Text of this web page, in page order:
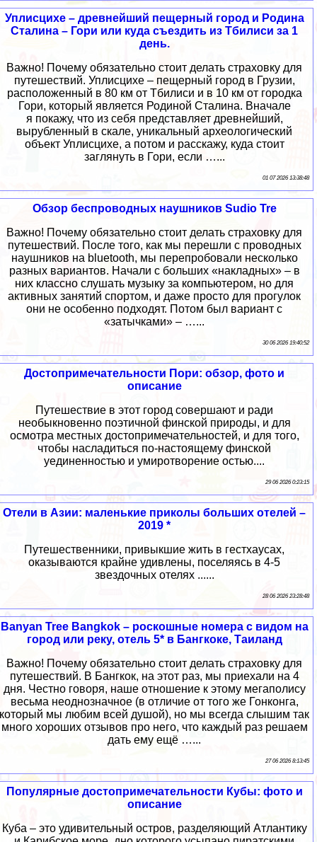
Уплисцихе – древнейший пещерный город и Родина
Сталина – Гори или куда съездить из Тбилиси за 1
день.
Важно! Почему обязательно стоит делать страховку для
путешествий. Уплисцихе – пещерный город в Грузии,
расположенный в 80 км от Тбилиси и в 10 км от городка
Гори, который является Родиной Сталина. Вначале
я покажу, что из себя представляет древнейший,
вырубленный в скале, уникальный археологический
объект Уплисцихе, а потом и расскажу, куда стоит
заглянуть в Гори, если …...
01 07 2026 13:38:48
Обзор беспроводных наушников Sudio Tre
Важно! Почему обязательно стоит делать страховку для
путешествий. После того, как мы перешли с проводных
наушников на bluetooth, мы перепробовали несколько
разных вариантов. Начали с больших «накладных» – в
них классно слушать музыку за компьютером, но для
активных занятий спортом, и даже просто для прогулок
они не особенно подходят. Потом был вариант с
«затычками» – …...
30 06 2026 19:40:52
Достопримечательности Пори: обзор, фото и
описание
Путешествие в этот город совершают и ради
необыкновенно поэтичной финской природы, и для
осмотра местных достопримечательностей, и для того,
чтобы насладиться по-настоящему финской
уединенностью и умиротворение остью....
29 06 2026 0:23:15
Отели в Азии: маленькие приколы больших отелей –
2019 *
Путешественники, привыкшие жить в гестхаусах,
оказываются крайне удивлены, поселяясь в 4-5
звездочных отелях ......
28 06 2026 23:28:48
Banyan Tree Bangkok – роскошные номера с видом на
город или реку, отель 5* в Бангкоке, Таиланд
Важно! Почему обязательно стоит делать страховку для
путешествий. В Бангкок, на этот раз, мы приехали на 4
дня. Честно говоря, наше отношение к этому мегаполису
весьма неоднозначное (в отличие от того же Гонконга,
который мы любим всей душой), но мы всегда слышим так
много хороших отзывов про него, что каждый раз решаем
дать ему ещё …...
27 06 2026 8:13:45
Популярные достопримечательности Кубы: фото и
описание
Куба – это удивительный остров, разделяющий Атлантику